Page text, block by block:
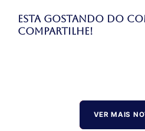
Esta gostando do
Compartilhe!
VER MAIS